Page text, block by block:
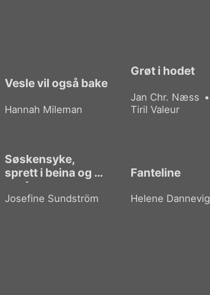
Vesle vil også bake
Hannah Mileman
Grøt i hodet
Jan Chr. Næss
Tiril Valeur
Søskensyke,
sprett i beina og en
sta fortann
Josefine Sundström
Fanteline
Helene Dannevig